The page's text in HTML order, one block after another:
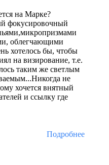
на Марке?
фокусировочный
облегчающими
хотелось бы, чтобы
на визирование, т.е.
таким же светлым
не
хочется внятный
и ссылку где
Подробнее